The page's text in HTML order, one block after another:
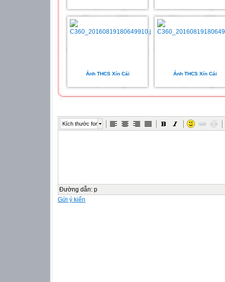
Ảnh THCS Xín Cái Ảnh THCS Xín Cái
Kích thước font
Đường dẫn: p
Gửi ý kiến